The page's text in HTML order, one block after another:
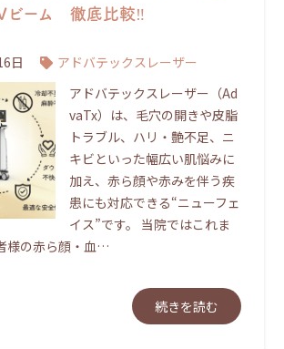
ビーム 徹底比較‼
日
アドバテックスレーザー
アドバテックスレーザー（Ad
vaTx）は、毛穴の開きや皮脂
トラブル、ハリ・艶不足、ニ
キビといった幅広い肌悩みに
加え、赤ら顔や赤みを伴う疾
患にも対応できる“ニューフェ
イス”です。 当院ではこれま
様の赤ら顔・血…
続きを読む